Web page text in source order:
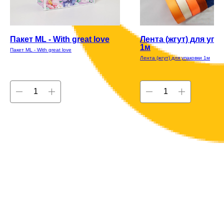
Пакет ML - With great love
Пакет ML - With great love
Лента (жгут) для
1м
Лента (жгут) для упаковки 1м